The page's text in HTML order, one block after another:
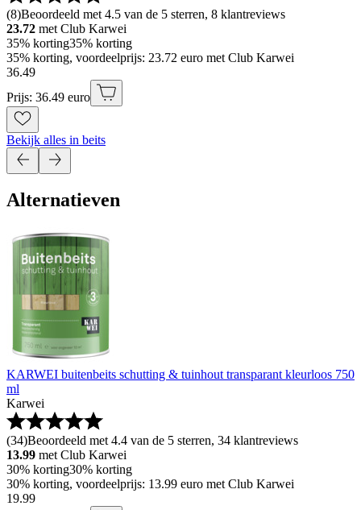
(8)Beoordeeld met 4.5 van de 5 sterren, 8 klantreviews
23.72 met Club Karwei
35% korting35% korting
35% korting, voordeelprijs: 23.72 euro met Club Karwei
36.49
Prijs: 36.49 euro
Bekijk alles in beits
Alternatieven
KARWEI buitenbeits schutting & tuinhout transparant kleurloos 750
ml
Karwei
(34)Beoordeeld met 4.4 van de 5 sterren, 34 klantreviews
13.99 met Club Karwei
30% korting30% korting
30% korting, voordeelprijs: 13.99 euro met Club Karwei
19.99